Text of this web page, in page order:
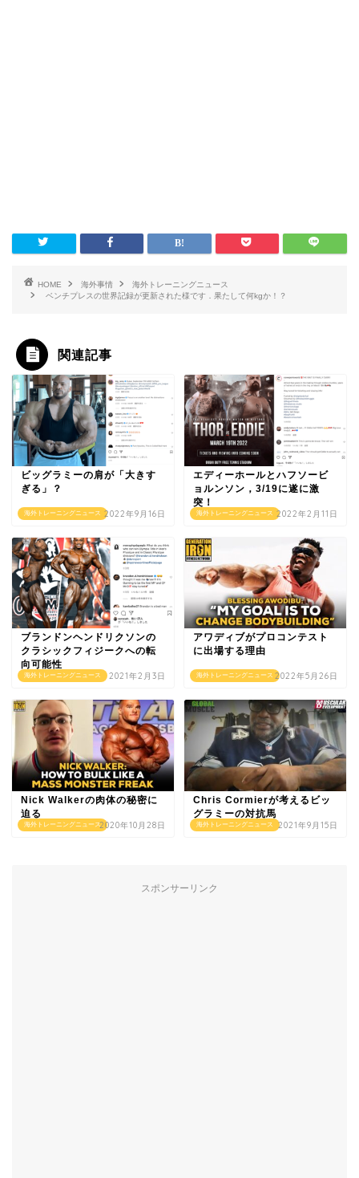
HOME 海外事情
海外トレーニングニュース
ベンチプレスの世界記録が更新された様です．果たして何kgか！？
関連記事
海外トレーニングニュース
ビッグラミーの肩が「大きす
ぎる」？
2022年9月16日 海外トレーニングニュース
エディーホールとハフソービ
ョルンソン，3/19に遂に激
突！
2022年2月11日
海外トレーニングニュース
ブランドンヘンドリクソンの
クラシックフィジークへの転
向可能性
2021年2月3日 海外トレーニングニュース
アワディブがプロコンテスト
に出場する理由
2022年5月26日
海外トレーニングニュース
Nick Walkerの肉体の秘密に
迫る
2020年10月28日 海外トレーニングニュース
Chris Cormierが考えるビッ
グラミーの対抗馬
2021年9月15日
スポンサーリンク